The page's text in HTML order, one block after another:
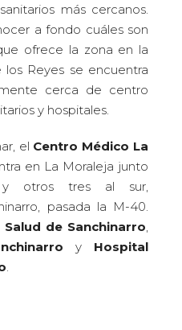
más cercanos.
a fondo cuáles son
ofrece la zona en la
los Reyes se encuentra
cerca de centro
y hospitales.
el Centro Médico La
en La Moraleja junto
otros tres al sur,
pasada la M-40.
de Sanchinarro
y Hospital